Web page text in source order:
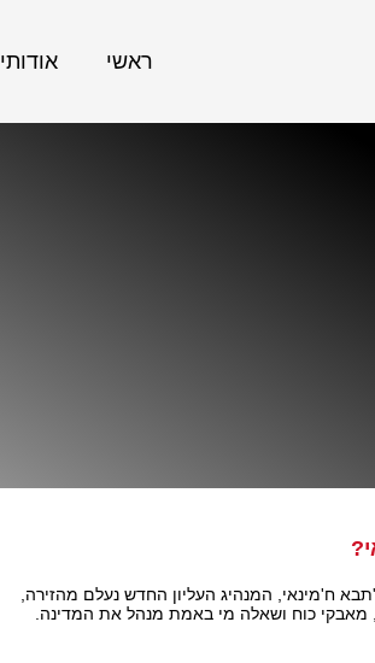
ראשי אודותי
ח'מינאי, המנהיג העליון החדש נעלם מהזירה,
מאבקי כוח ושאלה מי באמת מנהל את המדינה.